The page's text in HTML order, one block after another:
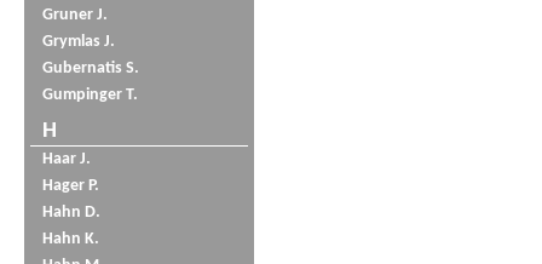
Gruner J.
Grymlas J.
Gubernatis S.
Gumpinger T.
H
Haar J.
Hager P.
Hahn D.
Hahn K.